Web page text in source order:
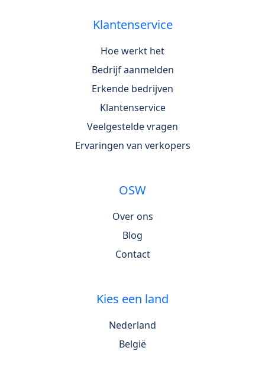
Klantenservice
Hoe werkt het
Bedrijf aanmelden
Erkende bedrijven
Klantenservice
Veelgestelde vragen
Ervaringen van verkopers
OSW
Over ons
Blog
Contact
Kies een land
Nederland
België